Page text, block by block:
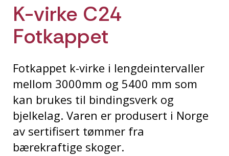
K-virke C24
Fotkappet
Fotkappet k-virke i lengdeintervaller
mellom 3000mm og 5400 mm som
kan brukes til bindingsverk og
bjelkelag. Varen er produsert i Norge
av sertifisert tømmer fra
bærekraftige skoger.